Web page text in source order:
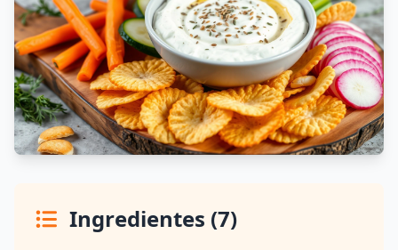
Ingredientes (7)